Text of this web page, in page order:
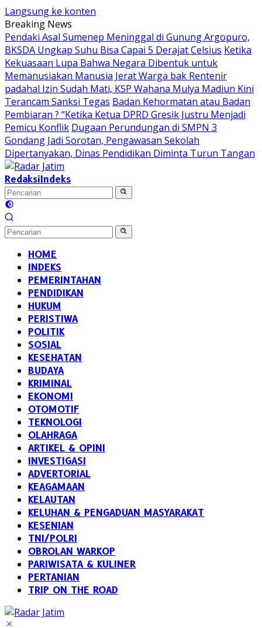
Langsung ke konten
Breaking News
Pendaki Asal Sumenep Meninggal di Gunung Argopuro,
BKSDA Ungkap Suhu Bisa Capai 5 Derajat Celsius Ketika
Kekuasaan Lupa Bahwa Negara Dibentuk untuk
Memanusiakan Manusia Jerat Warga bak Rentenir
padahal Izin Sudah Mati, KSP Wahana Mulya Madiun Kini
Terancam Sanksi Tegas Badan Kehormatan atau Badan
Pembiaran ? “Ketika Ketua DPRD Gresik Justru Menjadi
Pemicu Konflik Dugaan Perundungan di SMPN 3
Gondang Jadi Sorotan, Pengawasan Sekolah
Dipertanyakan, Dinas Pendidikan Diminta Turun Tangan
RedaksiIndeks
HOME
INDEKS
PEMERINTAHAN
PENDIDIKAN
HUKUM
PERISTIWA
POLITIK
SOSIAL
KESEHATAN
BUDAYA
KRIMINAL
EKONOMI
OTOMOTIF
TEKNOLOGI
OLAHRAGA
ARTIKEL & OPINI
INVESTIGASI
ADVERTORIAL
KEAGAMAAN
KELAUTAN
KELUHAN & PENGADUAN MASYARAKAT
KESENIAN
TNI/POLRI
OBROLAN WARKOP
PARIWISATA & KULINER
PERTANIAN
TRIP ON THE ROAD